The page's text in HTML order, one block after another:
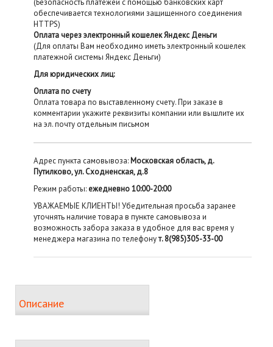
(Безопасность платежей с помощью банковских карт
обеспечивается технологиями защищенного соединения
HTTPS)
Оплата через электронный кошелек Яндекс Деньги
(Для оплаты Вам необходимо иметь электронный кошелек
платежной системы Яндекс Деньги)
Для юридических лиц:
Оплата по счету
Оплата товара по выставленному счету. При заказе в
комментарии укажите реквизиты компании или вышлите их
на эл. почту отдельным письмом
Адрес пункта самовывоза: Московская область, д.
Путилково, ул. Сходненская, д.8
Режим работы: ежедневно 10:00-20:00
УВАЖАЕМЫЕ КЛИЕНТЫ! Убедительная просьба заранее
уточнять наличие товара в пункте самовывоза и
возможность забора заказа в удобное для вас время у
менеджера магазина по телефонут. 8(985)305-33-00
Описание